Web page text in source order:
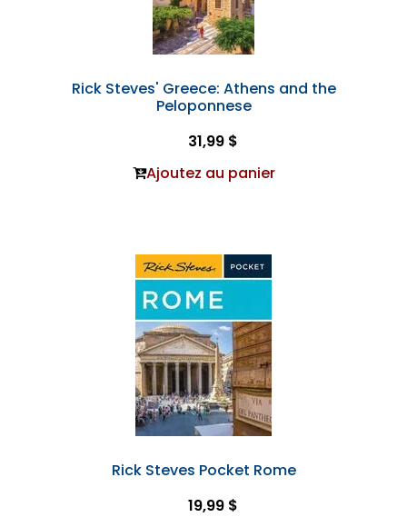
Rick Steves' Greece: Athens and the
Peloponnese
31,99 $
Ajoutez au panier
Rick Steves Pocket Rome
19,99 $